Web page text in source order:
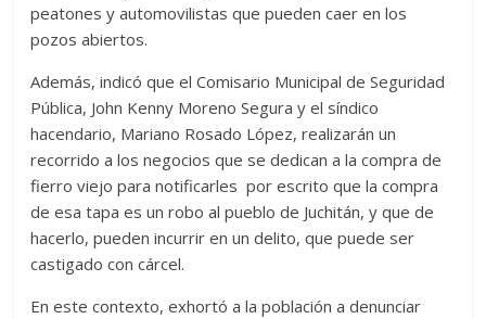
peatones y automovilistas que pueden caer en los
pozos abiertos.
Además, indicó que el Comisario Municipal de Seguridad
Pública, John Kenny Moreno Segura y el síndico
hacendario, Mariano Rosado López, realizarán un
recorrido a los negocios que se dedican a la compra de
fierro viejo para notificarles por escrito que la compra
de esa tapa es un robo al pueblo de Juchitán, y que de
hacerlo, pueden incurrir en un delito, que puede ser
castigado con cárcel.
En este contexto, exhortó a la población a denunciar